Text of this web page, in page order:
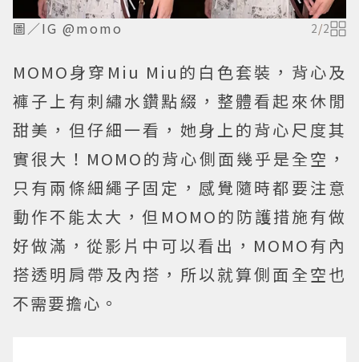
圖／IG @momo 2/2
MOMO身穿Miu Miu的白色套裝，背心及
褲子上有刺繡水鑽點綴，整體看起來休閒
甜美，但仔細一看，她身上的背心尺度其
實很大！MOMO的背心側面幾乎是全空，
只有兩條細繩子固定，感覺隨時都要注意
動作不能太大，但MOMO的防護措施有做
好做滿，從影片中可以看出，MOMO有內
搭透明肩帶及內搭，所以就算側面全空也
不需要擔心。